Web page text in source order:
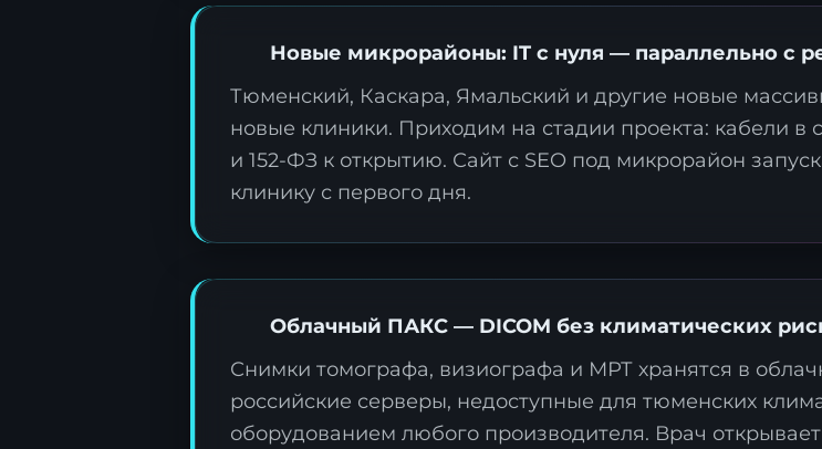
Новые микрорайоны: IT с нуля — параллельно с
Тюменский, Каскара, Ямальский и другие новые
новые клиники. Приходим на стадии проекта: кабели
и 152-ФЗ к открытию. Сайт с SEO под микрорайон
клинику с первого дня.
Облачный ПАКС — DICOM без климатических
Снимки томографа, визиографа и МРТ хранятся в
российские серверы, недоступные для тюменских
оборудованием любого производителя. Врач
Заявка на
цифровизации
трансформации.